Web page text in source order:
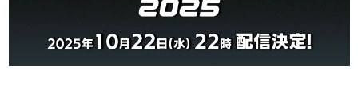
若ゲのいたり〜ゲームクリエイターの青春〜
『うつヌケ』『ペンと箸』等で知られるマンガ家・田中圭
一先生によるゲーム業界レポートマンガです。